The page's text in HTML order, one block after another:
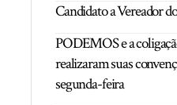
Candidato a Vereador
PODEMOS e a
realizaram suas
segunda-feira